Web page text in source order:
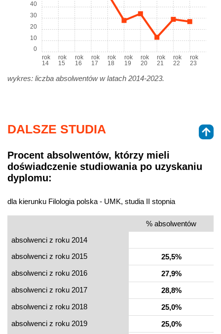
rok
14
rok
15
rok
16
rok
17
rok
18
rok
19
rok
20
rok
21
rok
22
rok
23
0
10
20
30
40
wykres: liczba absolwentów w latach 2014-2023.
DALSZE STUDIA
Procent absolwentów, którzy mieli
doświadczenie studiowania po uzyskaniu
dyplomu:
dla kierunku Filologia polska - UMK, studia II stopnia
% absolwentów
absolwenci z roku 2014
absolwenci z roku 2015
25,5%
absolwenci z roku 2016
27,9%
absolwenci z roku 2017
28,8%
absolwenci z roku 2018
25,0%
absolwenci z roku 2019
25,0%